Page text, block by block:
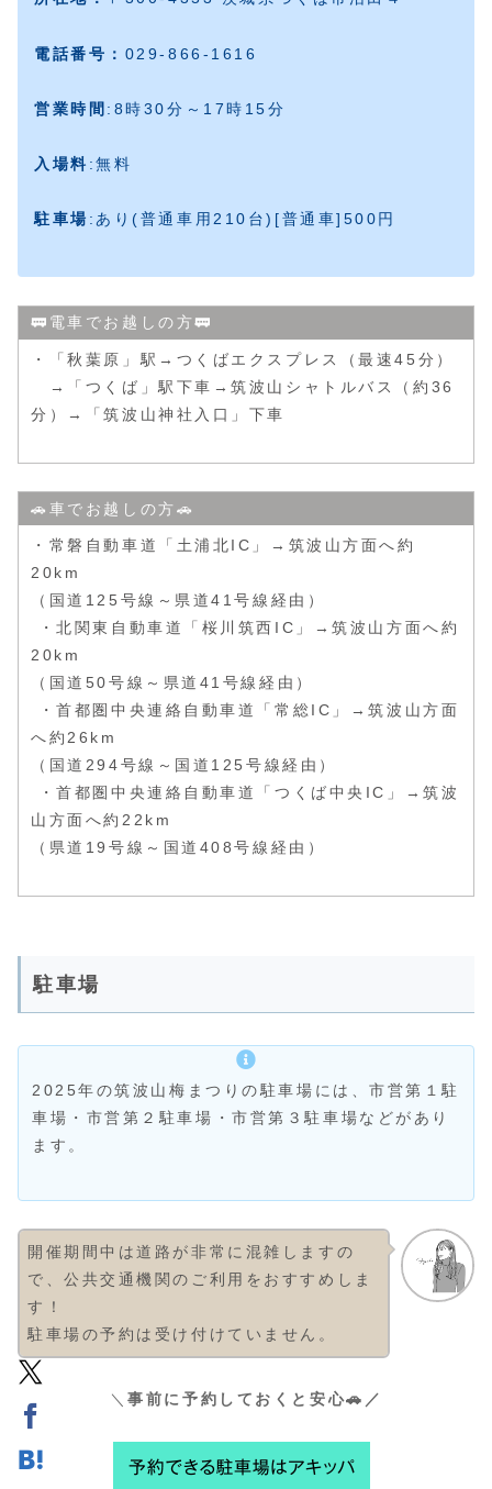
電話番号： 029-866-1616
営業時間 :8時30分～17時15分
入場料 :無料
駐車場:あり(普通車用210台)[普通車]500円
🚃電車でお越しの方🚃
・「秋葉原」駅→つくばエクスプレス（最速45分）
→「つくば」駅下車→筑波山シャトルバス（約36
分）→「筑波山神社入口」下車
🚗車でお越しの方🚗
・常磐自動車道「土浦北IC」→筑波山方面へ約
20km
（国道125号線～県道41号線経由）
・北関東自動車道「桜川筑西IC」→筑波山方面へ約
20km
（国道50号線～県道41号線経由）
・首都圏中央連絡自動車道「常総IC」→筑波山方面
へ約26km
（国道294号線～国道125号線経由）
・首都圏中央連絡自動車道「つくば中央IC」→筑波
山方面へ約22km
（県道19号線～国道408号線経由）
駐車場
2025年の筑波山梅まつりの駐車場には、市営第１駐
車場・市営第２駐車場・市営第３駐車場などがあり
ます。
開催期間中は道路が非常に混雑しますの
で、公共交通機関のご利用をおすすめしま
す！
駐車場の予約は受け付けていません。
＼事前に予約しておくと安心🚗／